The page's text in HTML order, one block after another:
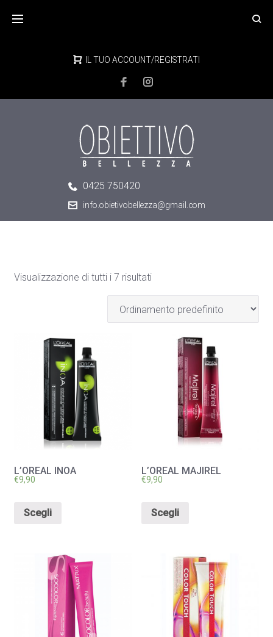
IL TUO ACCOUNT/REGISTRATI
0425 750420
info.obietivobellezza@gmail.com
Visualizzazione di tutti i 7 risultati
L’OREAL INOA
€9,90
Scegli
L’OREAL MAJIREL
€9,90
Scegli